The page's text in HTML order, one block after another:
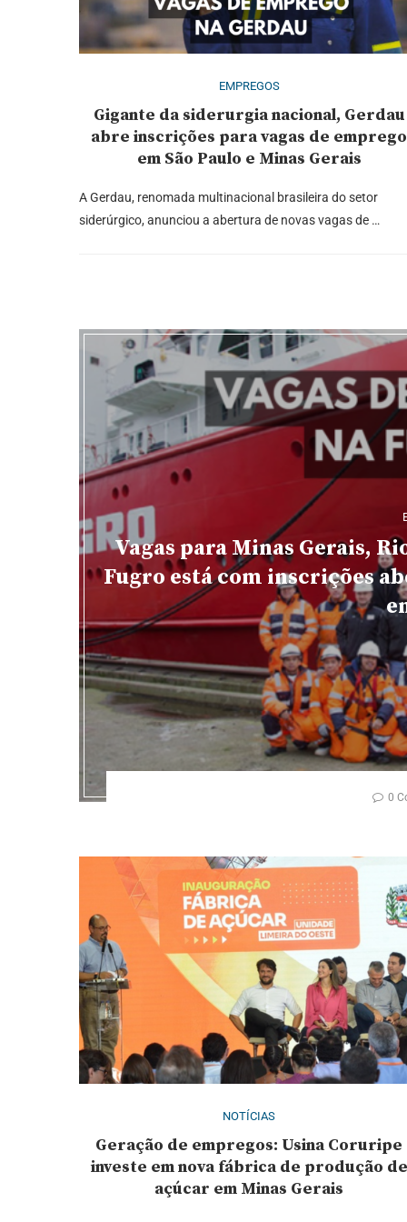
EMPREGOS
Gigante da siderurgia nacional, Gerdau
abre inscrições para vagas de emprego
em São Paulo e Minas Gerais
A Gerdau, renomada multinacional brasileira do setor
siderúrgico, anunciou a abertura de novas vagas de …
Vagas para Minas Gerais,
Fugro está com inscrições
0
NOTÍCIAS
Geração de empregos: Usina Coruripe
investe em nova fábrica de produção de
açúcar em Minas Gerais